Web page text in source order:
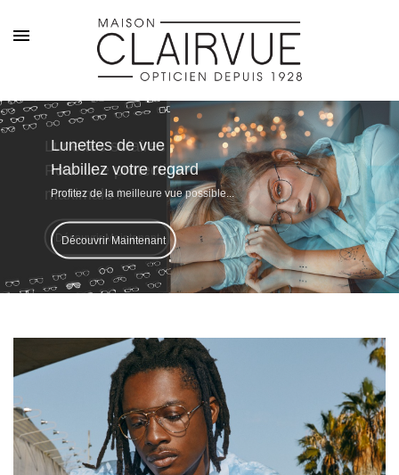
Habillez votre regard
Profitez de la meilleure vue possible...
Lunettes solaires
Pour une protection
maximale !
Découvrir Maintenant
Pour ceux qui aiment
les lunettes
Venez découvrir des fabrications artisanales